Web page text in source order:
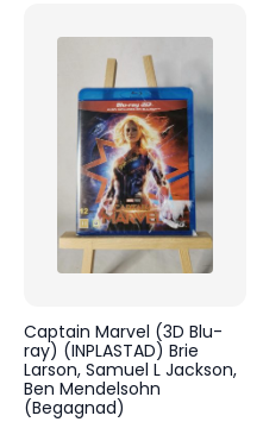
Captain Marvel (3D Blu-
ray) (INPLASTAD) Brie
Larson, Samuel L Jackson,
Ben Mendelsohn
(Begagnad)